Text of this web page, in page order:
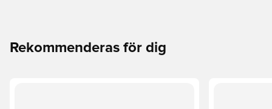
Rekommenderas för dig